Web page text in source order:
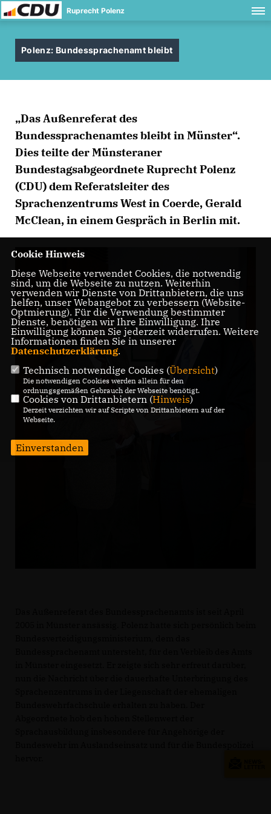
Ruprecht Polenz
Polenz: Bundessprachenamt bleibt
Das Außenreferat des
Bundessprachenamtes bleibt in Münster“.
Dies teilte der Münsteraner
Bundestagsabgeordnete Ruprecht Polenz
(CDU) dem Referatsleiter des
Sprachenzentrums West in Coerde, Gerald
McClean, in einem Gespräch in Berlin mit.
Cookie Hinweis
Diese Webseite verwendet Cookies, die notwendig
sind, um die Webseite zu nutzen. Weiterhin
verwenden wir Dienste von Drittanbietern, die uns
helfen, unser Webangebot zu verbessern (Website-
Optmierung). Für die Verwendung bestimmter
Dienste, benötigen wir Ihre Einwilligung. Ihre
Einwilligung können Sie jederzeit widerrufen. Weitere
Informationen finden Sie in unserer
Datenschutzerklärung.
Technisch notwendige Cookies (Übersicht)
Die notwendigen Cookies werden allein für den
ordnungsgemäßen Gebrauch der Webseite benötigt.
Cookies von Drittanbietern (Hinweis)
Derzeit verzichten wir auf Scripte von Drittanbietern auf der
Webseite.
Einverstanden